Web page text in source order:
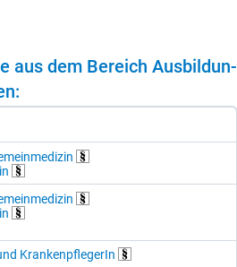
aus dem Be­reich Aus­bil­dun­
Kran­ken­pfle­ge­rIn